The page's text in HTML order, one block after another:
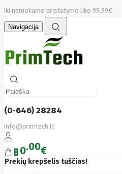
iki nemokamo pristatymo liko 99.99€
Navigacija
(0-646) 28284
info@primtech.lt
0 0 00€
Prekių krepšelis tuščias!